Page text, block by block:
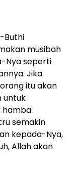
Buthi
musibah
Nya seperti
Jika
itu akan
untuk
hamba
semakin
kepada-Nya,
Allah akan